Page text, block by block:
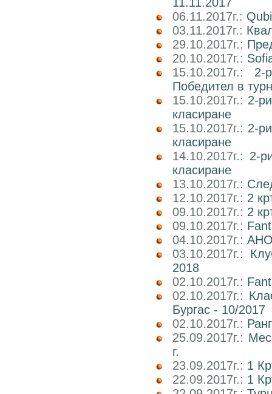
06.11.2017г.:
03.11.2017г.:
29.10.2017г.:
20.10.2017г.:
15.10.2017г.: 2-
Победител в
15.10.2017г.: 2-
класиране
15.10.2017г.: 2-
класиране
14.10.2017г.: 2-
класиране
13.10.2017г.:
12.10.2017г.: 2
09.10.2017г.: 2
09.10.2017г.:
04.10.2017г.:
03.10.2017г.:
2018
02.10.2017г.:
02.10.2017г.:
Бургас - 10/2017
02.10.2017г.:
25.09.2017г.:
г.
23.09.2017г.: 1
22.09.2017г.: 1